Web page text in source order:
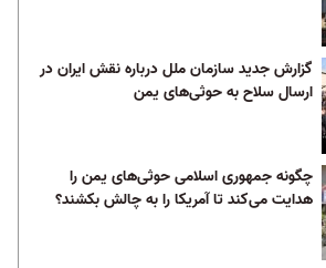
گزارش جدید سازمان ملل درباره نقش ایران در
ارسال سلاح به حوثی‌های یمن
چگونه جمهوری اسلامی حوثی‌های یمن را
هدایت می‌کند تا آمریکا را به چالش بکشند؟